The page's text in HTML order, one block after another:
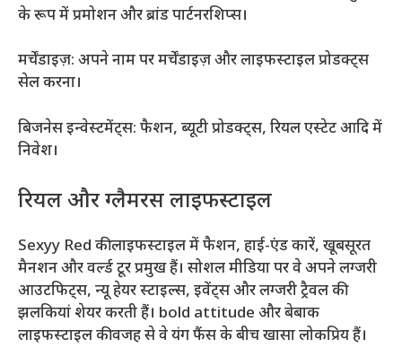
के रूप में प्रमोशन और ब्रांड पार्टनरशिप्स।
मर्चेंडाइज़: अपने नाम पर मर्चेंडाइज़ और लाइफस्टाइल प्रोडक्ट्स
सेल करना।
बिजनेस इन्वेस्टमेंट्स: फैशन, ब्यूटी प्रोडक्ट्स, रियल एस्टेट आदि में
निवेश।
रियल और ग्लैमरस लाइफस्टाइल
Sexyy Red की लाइफस्टाइल में फैशन, हाई-एंड कारें, खूबसूरत
मैनशन और वर्ल्ड टूर प्रमुख हैं। सोशल मीडिया पर वे अपने लग्जरी
आउटफिट्स, न्यू हेयर स्टाइल्स, इवेंट्स और लग्जरी ट्रैवल की
झलकियां शेयर करती हैं। bold attitude और बेबाक
लाइफस्टाइल की वजह से वे यंग फैंस के बीच खासा लोकप्रिय हैं।